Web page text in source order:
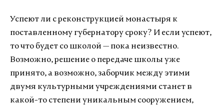
Успеют ли с реконструкцией монастыря к
поставленному губернатору сроку? И если успеют,
то что будет со школой — пока неизвестно.
Возможно, решение о передаче школы уже
принято, а возможно, заборчик между этими
двумя культурными учреждениями станет в
какой-то степени уникальным сооружением,